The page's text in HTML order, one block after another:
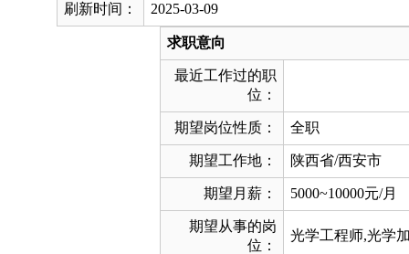
刷新时间： 2025-03-09
求职意向
最近工作过的职
位：
期望岗位性质： 全职
期望工作地： 陕西省/西安市
期望月薪： 5000~10000元/月
期望从事的岗
位：
光学工程师,光学